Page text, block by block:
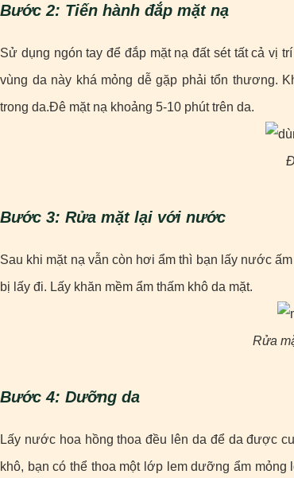
Bước 2: Tiến hành đắp mặt nạ
Sử dụng ngón tay để đắp mặt nạ đất sét tất cả vị
vùng da này khá mỏng dễ gặp phải tổn thương.
trong da.Đê mặt nạ khoảng 5-10 phút trên da.
Bước 3: Rửa mặt lại với nước
Sau khi mặt nạ vẫn còn hơi ẩm thì bạn lấy nước
bị lấy đi. Lấy khăn mềm ẩm thấm khô da mặt.
Rửa
Bước 4: Dưỡng da
Lấy nước hoa hồng thoa đều lên da để da được
khô, bạn có thể thoa một lớp lem dưỡng ẩm